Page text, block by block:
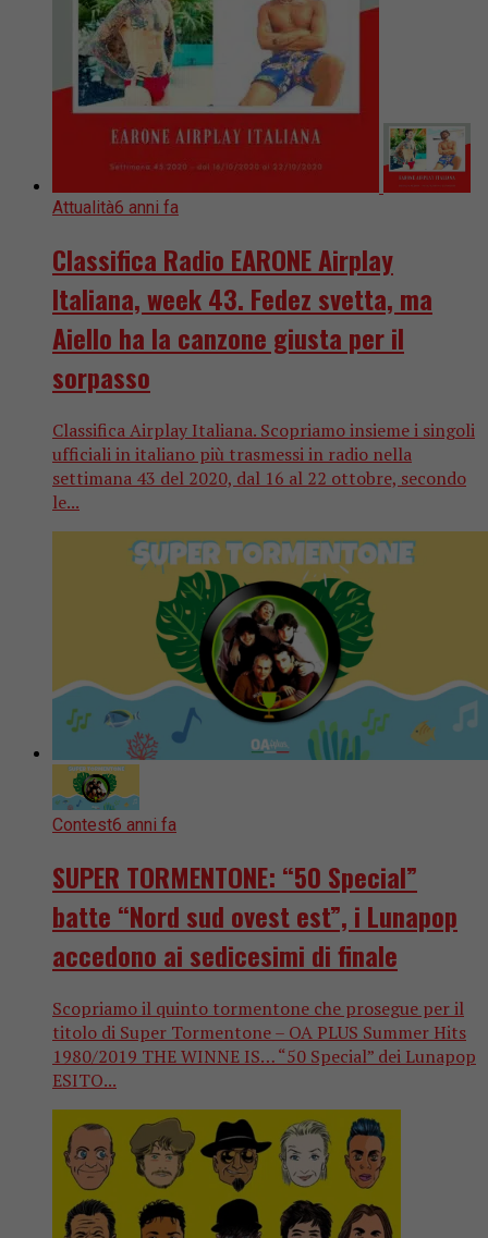
Attualità6 anni fa
Classifica Radio EARONE Airplay
Italiana, week 43. Fedez svetta, ma
Aiello ha la canzone giusta per il
sorpasso
Classifica Airplay Italiana. Scopriamo insieme i singoli
ufficiali in italiano più trasmessi in radio nella
settimana 43 del 2020, dal 16 al 22 ottobre, secondo
le...
Contest6 anni fa
SUPER TORMENTONE: “50 Special”
batte “Nord sud ovest est”, i Lunapop
accedono ai sedicesimi di finale
Scopriamo il quinto tormentone che prosegue per il
titolo di Super Tormentone – OA PLUS Summer Hits
1980/2019 THE WINNE IS… “50 Special” dei Lunapop
ESITO...